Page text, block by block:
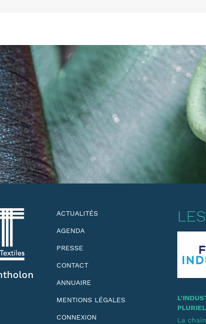
ACTUALITÉS
AGENDA
PRESSE
CONTACT
ANNUAIRE
MENTIONS LÉGALES
CONNEXION
La